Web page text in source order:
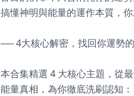
搞懂神明與能量的運作本質，
── 4大核心解密，找回你運勢
本合集精選 4 大核心主題，從
能量真相，為你徹底洗刷認知：